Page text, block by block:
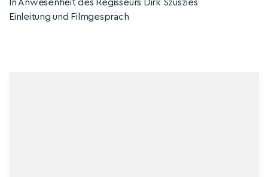
In Anwesenheit des Regisseurs Dirk Szuszies
Einleitung und Filmgespräch